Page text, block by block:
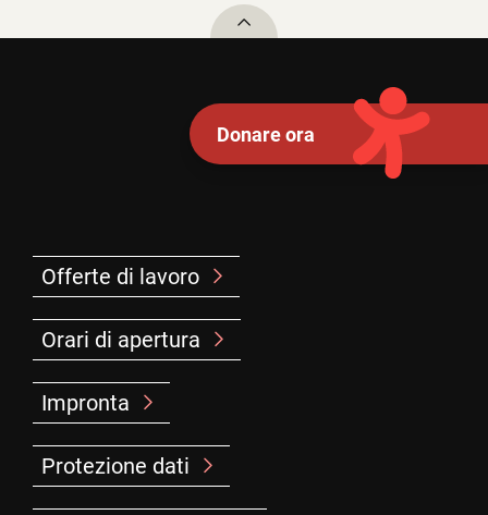
To top
Donare ora
Offerte di lavoro
Orari di apertura
Impronta
Protezione dati